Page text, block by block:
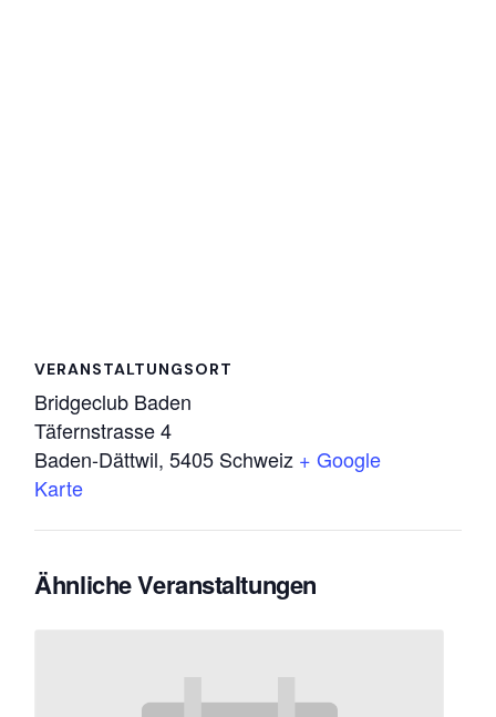
VERANSTALTUNGSORT
Bridgeclub Baden
Täfernstrasse 4
Baden-Dättwil, 5405 Schweiz + Google
Karte
Ähnliche Veranstaltungen